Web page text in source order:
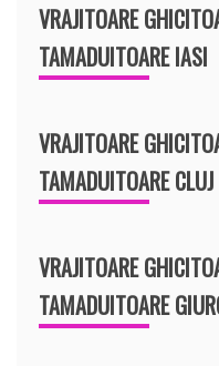
VRAJITOARE
TAMADUITOARE IASI
VRAJITOARE
TAMADUITOARE
VRAJITOARE
TAMADUITOARE